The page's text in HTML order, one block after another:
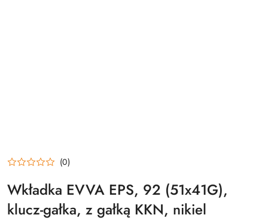
(0)
Wkładka EVVA EPS, 92 (51x41G),
klucz-gałka, z gałką KKN, nikiel